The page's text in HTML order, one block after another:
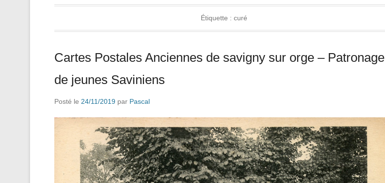
Étiquette : curé
Cartes Postales Anciennes de savigny sur orge – Patronage
de jeunes Saviniens
Posté le 24/11/2019 par Pascal